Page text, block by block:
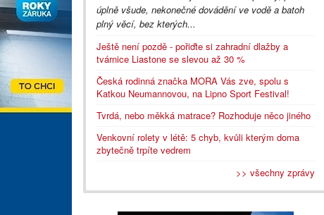
úplně všude, nekonečné dovádění ve vodě a batoh
plný věcí, bez kterých...
Ještě není pozdě - pořiďte si zahradní dlažby a
tvárnice Liastone se slevou až 30 %
Česká rodinná značka MORA Vás zve, spolu s
Katkou Neumannovou, na Lipno Sport Festival!
Tvrdá, nebo měkká matrace? Rozhoduje něco jiného
Venkovní rolety v létě: 5 chyb, kvůli kterým doma
zbytečně trpíte vedrem
>> všechny zprávy